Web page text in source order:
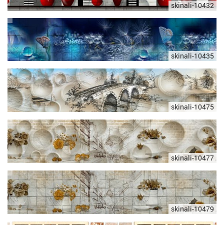
skinali-10432
skinali-10435
skinali-10475
skinali-10477
skinali-10479